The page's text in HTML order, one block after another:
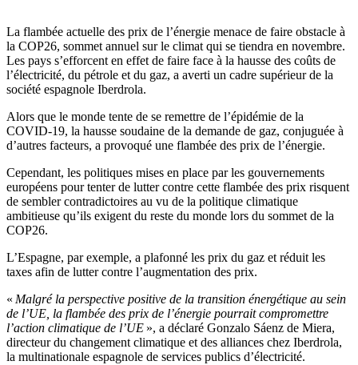
La flambée actuelle des prix de l’énergie menace de faire obstacle à
la COP26, sommet annuel sur le climat qui se tiendra en novembre.
Les pays s’efforcent en effet de faire face à la hausse des coûts de
l’électricité, du pétrole et du gaz, a averti un cadre supérieur de la
société espagnole Iberdrola.
Alors que le monde tente de se remettre de l’épidémie de la
COVID-19, la hausse soudaine de la demande de gaz, conjuguée à
d’autres facteurs, a provoqué une flambée des prix de l’énergie.
Cependant, les politiques mises en place par les gouvernements
européens pour tenter de lutter contre cette flambée des prix risquent
de sembler contradictoires au vu de la politique climatique
ambitieuse qu’ils exigent du reste du monde lors du sommet de la
COP26.
L’Espagne, par exemple, a plafonné les prix du gaz et réduit les
taxes afin de lutter contre l’augmentation des prix.
« Malgré la perspective positive de la transition énergétique au sein
de l’UE, la flambée des prix de l’énergie pourrait compromettre
l’action climatique de l’UE », a déclaré Gonzalo Sáenz de Miera,
directeur du changement climatique et des alliances chez Iberdrola,
la multinationale espagnole de services publics d’électricité.